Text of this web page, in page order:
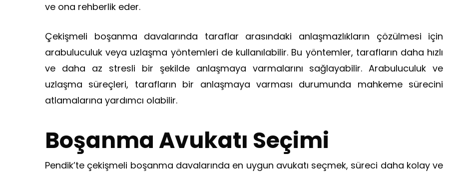
ve ona rehberlik eder.
Çekişmeli boşanma davalarında taraflar arasındaki anlaşmazlıkların çözülmesi için
arabuluculuk veya uzlaşma yöntemleri de kullanılabilir. Bu yöntemler, tarafların daha hızlı
ve daha az stresli bir şekilde anlaşmaya varmalarını sağlayabilir. Arabuluculuk ve
uzlaşma süreçleri, tarafların bir anlaşmaya varması durumunda mahkeme sürecini
atlamalarına yardımcı olabilir.
Boşanma Avukatı Seçimi
Pendik’te çekişmeli boşanma davalarında en uygun avukatı seçmek, süreci daha kolay ve